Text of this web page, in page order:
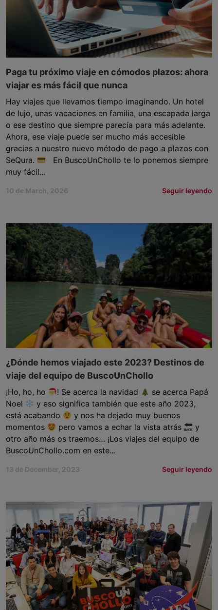
Paga tu próximo viaje en cómodos plazos: ahora
viajar es más fácil que nunca
Hay viajes que llevamos tiempo imaginando. Un hotel
de lujo, unas vacaciones en familia, una escapada larga
o ese destino que siempre parecía para más adelante.
Ahora, ese viaje puede ser mucho más accesible
gracias a nuestro nuevo método de pago a plazos con
SeQura.
En BuscoUnChollo te lo ponemos siempre
muy fácil...
10 de March, 2026 Seguir leyendo
¿Dónde hemos viajado este 2023? Destinos de
viaje del equipo de BuscoUnChollo
¡Ho, ho, ho ! Se acerca la navidad
se acerca Papá
Noel
y eso significa también que este año 2023,
está acabando
y nos ha dejado muy buenos
momentos
pero vamos a echar la vista atrás
y
otro año más os traemos… ¡Los viajes del equipo de
BuscoUnChollo.com en este...
13 de December, 2023 Seguir leyendo